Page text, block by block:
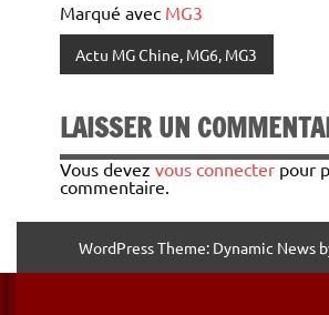
Marqué avec MG3
Actu MG Chine, MG6, MG3
LAISSER UN
Vous devez vous connecter pour
commentaire.
WordPress Theme: Dynamic News